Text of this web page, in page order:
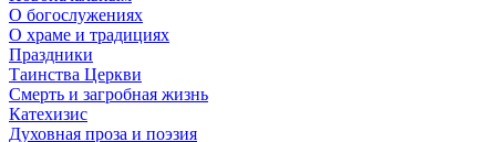
О богослужениях
О храме и традициях
Праздники
Таинства Церкви
Смерть и загробная жизнь
Катехизис
Духовная проза и поэзия